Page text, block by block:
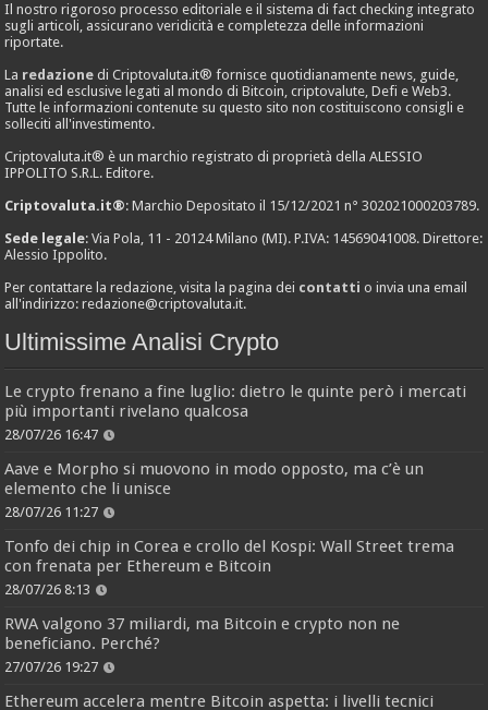
Il nostro rigoroso processo editoriale e il sistema di fact checking integrato
sugli articoli, assicurano veridicità e completezza delle informazioni
riportate.
La redazione di Criptovaluta.it® fornisce quotidianamente news, guide,
analisi ed esclusive legati al mondo di Bitcoin, criptovalute, Defi e Web3.
Tutte le informazioni contenute su questo sito non costituiscono consigli e
solleciti all'investimento.
Criptovaluta.it® è un marchio registrato di proprietà della ALESSIO
IPPOLITO S.R.L. Editore.
Criptovaluta.it®: Marchio Depositato il 15/12/2021 n° 302021000203789.
Sede legale: Via Pola, 11 - 20124 Milano (MI). P.IVA: 14569041008. Direttore:
Alessio Ippolito.
Per contattare la redazione, visita la pagina dei contatti o invia una email
all'indirizzo:redazione@criptovaluta.it.
Ultimissime Analisi Crypto
Le crypto frenano a fine luglio: dietro le quinte però i mercati
più importanti rivelano qualcosa
28/07/26 16:47
Aave e Morpho si muovono in modo opposto, ma c’è un
elemento che li unisce
28/07/26 11:27
Tonfo dei chip in Corea e crollo del Kospi: Wall Street trema
con frenata per Ethereum e Bitcoin
28/07/26 8:13
RWA valgono 37 miliardi, ma Bitcoin e crypto non ne
beneficiano. Perché?
27/07/26 19:27
Ethereum accelera mentre Bitcoin aspetta: i livelli tecnici